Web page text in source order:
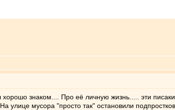
хорошо знаком.... Про её личную жизнь..... эти
улице мусора "просто так" остановили